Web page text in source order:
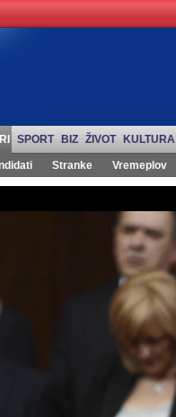
SPORT BIZ ŽIVOT KULTURA
Stranke Vremeplov